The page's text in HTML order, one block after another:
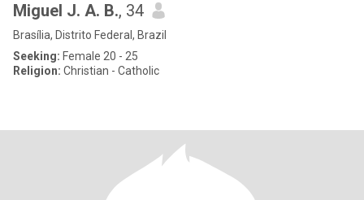
Miguel J. A. B., 34
Brasília, Distrito Federal, Brazil
Seeking: Female 20 - 25
Religion: Christian - Catholic